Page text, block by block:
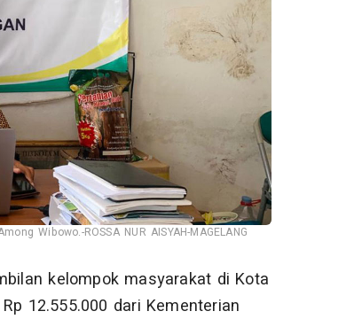
Wibowo.-ROSSA NUR AISYAH-MAGELANG
kelompok masyarakat di Kota
12.555.000 dari Kementerian